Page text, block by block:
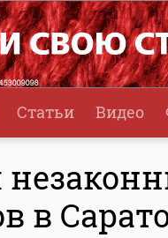
Статьи Видео
в